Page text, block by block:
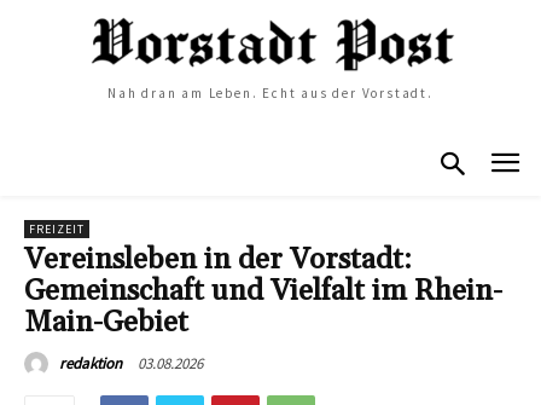
Nah dran am Leben. Echt aus der Vorstadt.
FREIZEIT
Vereinsleben in der Vorstadt:
Gemeinschaft und Vielfalt im Rhein-
Main-Gebiet
redaktion 03.08.2026